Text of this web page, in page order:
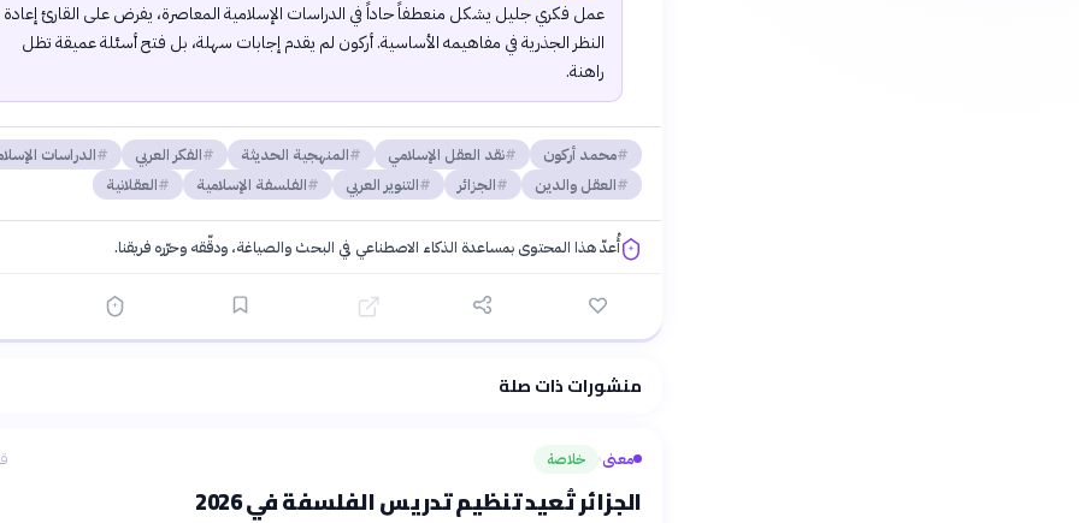
عمل فكري جليل يشكل منعطفاً حاداً في الدراسات الإسلامية المعاصرة، يفرض على القارئ إعادة
النظر الجذرية في مفاهيمه الأساسية. أركون لم يقدم إجابات سهلة، بل فتح أسئلة عميقة تظل
راهنة.
محمد أركون نقد العقل الإسلامي المنهجية الحديثة الفكر العربي
الدراسات
العقل والدين
الجزائر التنوير العربي الفلسفة الإسلامية العقلانية
أُعدّ هذا المحتوى بمساعدة الذكاء الاصطناعي في البحث والصياغة، ودقّقه وحرّره فريقنا.
منشورات ذات صلة
معنى› خلاصة
الجزائر تُعيد تنظيم تدريس الفلسفة في 2026